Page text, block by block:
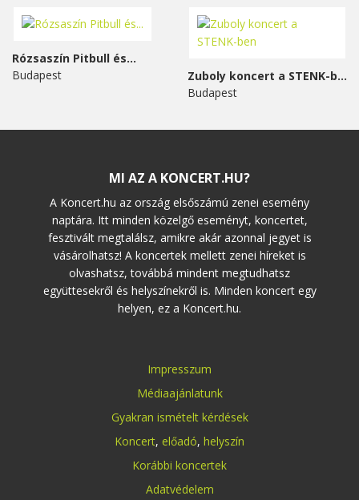
Rózsaszín Pitbull és...
Budapest
Zuboly koncert a STENK-ben
Budapest
MI AZ A KONCERT.HU?
A Koncert.hu az ország elsőszámú zenei esemény
naptára. Itt minden közelgő eseményt, koncertet,
fesztivált megtalálsz, amikre akár azonnal jegyet is
vásárolhatsz! A koncertek mellett zenei híreket is
olvashatsz, továbbá mindent megtudhatsz
együttesekről és helyszínekről is. Minden koncert egy
helyen, ez a Koncert.hu.
Impresszum
Médiaajánlatunk
Gyakran ismételt kérdések
Koncert, előadó, helyszín
Korábbi koncertek
Adatvédelem